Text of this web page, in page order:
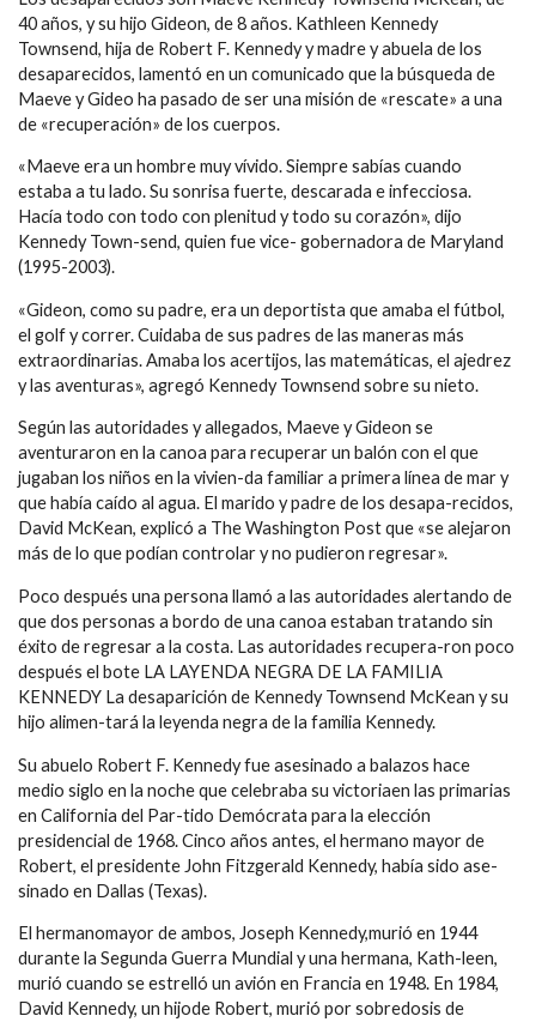
40 años, y su hijo Gideon, de 8 años. Kathleen Kennedy
Townsend, hija de Robert F. Kennedy y madre y abuela de los
desaparecidos, lamentó en un comunicado que la búsqueda de
Maeve y Gideo ha pasado de ser una misión de «rescate» a una
de «recuperación» de los cuerpos.
«Maeve era un hombre muy vívido. Siempre sabías cuando
estaba a tu lado. Su sonrisa fuerte, descarada e infecciosa.
Hacía todo con todo con plenitud y todo su corazón», dijo
Kennedy Town-send, quien fue vice- gobernadora de Maryland
(1995-2003).
«Gideon, como su padre, era un deportista que amaba el fútbol,
el golf y correr. Cuidaba de sus padres de las maneras más
extraordinarias. Amaba los acertijos, las matemáticas, el ajedrez
y las aventuras», agregó Kennedy Townsend sobre su nieto.
Según las autoridades y allegados, Maeve y Gideon se
aventuraron en la canoa para recuperar un balón con el que
jugaban los niños en la vivien-da familiar a primera línea de mar y
que había caído al agua. El marido y padre de los desapa-recidos,
David McKean, explicó a The Washington Post que «se alejaron
más de lo que podían controlar y no pudieron regresar».
Poco después una persona llamó a las autoridades alertando de
que dos personas a bordo de una canoa estaban tratando sin
éxito de regresar a la costa. Las autoridades recupera-ron poco
después el bote LA LAYENDA NEGRA DE LA FAMILIA
KENNEDY La desaparición de Kennedy Townsend McKean y su
hijo alimen-tará la leyenda negra de la familia Kennedy.
Su abuelo Robert F. Kennedy fue asesinado a balazos hace
medio siglo en la noche que celebraba su victoriaen las primarias
en California del Par-tido Demócrata para la elección
presidencial de 1968. Cinco años antes, el hermano mayor de
Robert, el presidente John Fitzgerald Kennedy, había sido ase-
sinado en Dallas (Texas).
El hermanomayor de ambos, Joseph Kennedy,murió en 1944
durante la Segunda Guerra Mundial y una hermana, Kath-leen,
murió cuando se estrelló un avión en Francia en 1948. En 1984,
David Kennedy, un hijode Robert, murió por sobredosis de